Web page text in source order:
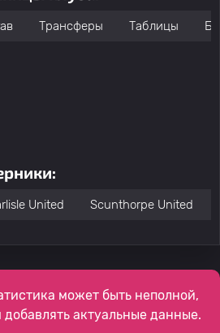
Трансферы Таблицы
United Scunthorpe United
может быть неполной,
актуальные данные.